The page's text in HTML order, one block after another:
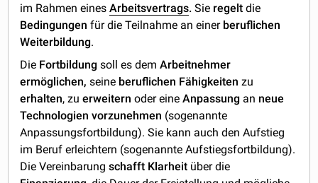
im Rahmen eines Arbeitsvertrags. Sie regelt die
Bedingungen für die Teilnahme an einer beruflichen
Weiterbildung.
Die Fortbildung soll es demArbeitnehmer
ermöglichen, seine beruflichen Fähigkeiten zu
erhalten, zuerweitern oder eineAnpassung an neue
Technologien vorzunehmen (sogenannte
Anpassungsfortbildung). Sie kann auch den Aufstieg
im Beruf erleichtern (sogenannte Aufstiegsfortbildung).
Die Vereinbarungschafft Klarheit über die